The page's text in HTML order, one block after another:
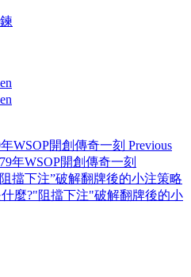
Previous
年WSOP開創傳奇一刻
麼?"阻擋下注"破解翻牌後的小